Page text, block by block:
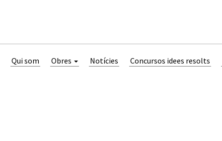
Qui som Obres Notícies Concursos idees resolts